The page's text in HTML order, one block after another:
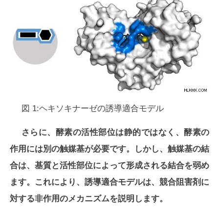
図 1:ヘキソキナーゼの誘導適合モデル
さらに、酵素の活性部位は静的ではなく、酵素の
作用には別の触媒基が必要です。しかし、触媒基の結
合は、基質と活性部位によって形成される結合を弱め
ます。これにより、誘導適合モデルは、競合阻害剤に
対する非作用のメカニズムを説明します。